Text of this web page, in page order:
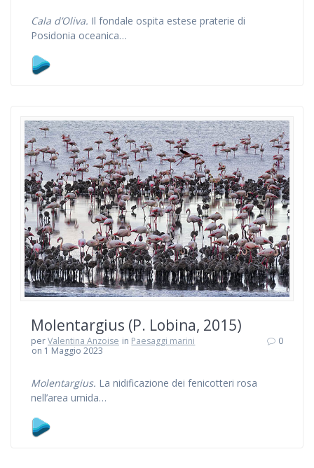
Cala d’Oliva. Il fondale ospita estese praterie di
Posidonia oceanica…
Molentargius (P. Lobina, 2015)
perValentina Anzoise in Paesaggi marini
on 1 Maggio 2023
0
Molentargius. La nidificazione dei fenicotteri rosa
nell’area umida…